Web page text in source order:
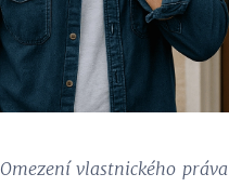
Omezení vlastnického práva